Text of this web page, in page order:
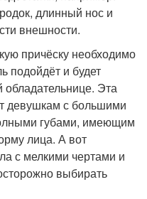
длинный нос и
внешности.
причёску необходимо
подойдёт и будет
обладательнице. Эта
девушкам с большими
губами, имеющим
лица. А вот
с мелкими чертами и
выбирать